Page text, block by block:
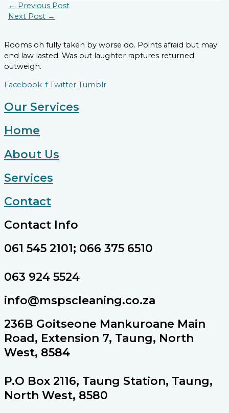
← Previous Post
Next Post →
Rooms oh fully taken by worse do. Points afraid but may
end law lasted. Was out laughter raptures returned
outweigh.
Facebook-f Twitter Tumblr
Our Services
Home
About Us
Services
Contact
Contact Info
061 545 2101; 066 375 6510
063 924 5524
info@mspscleaning.co.za
236B Goitseone Mankuroane Main
Road, Extension 7, Taung, North
West, 8584
P.O Box 2116, Taung Station, Taung,
North West, 8580